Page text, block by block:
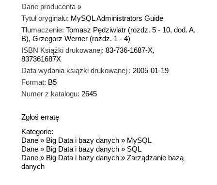
Dane producenta »
Tytuł oryginału: MySQL Administrators Guide
Tłumaczenie: Tomasz Pędziwiatr (rozdz. 5 - 10, dod. A,
B), Grzegorz Werner (rozdz. 1 - 4)
ISBN Książki drukowanej: 83-736-1687-X,
837361687X
Data wydania książki drukowanej : 2005-01-19
Format: B5
Numer z katalogu: 2645
Zgłoś erratę
Kategorie:
Dane » Big Data i bazy danych » MySQL
Dane » Big Data i bazy danych » SQL
Dane » Big Data i bazy danych » Zarządzanie bazą
danych